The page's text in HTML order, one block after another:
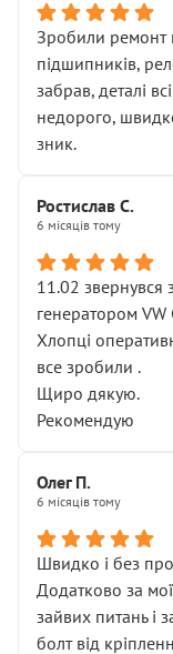
Зробили ремонт
підшипників,
забрав, деталі
недорого,
зник.
Ростислав С.
6 місяців тому
11.02
генератором VW
Хлопці
все зробили .
Щиро дякую.
Рекомендую
Олег П.
6 місяців тому
Швидко і без
Додатково за
зайвих питань і
болт від